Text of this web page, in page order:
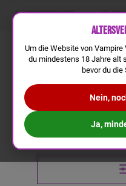
LIQUIDRECHNER
Um die Website von
du mindestens 18 Jahre alt
bevor du
Nein,
Ja,